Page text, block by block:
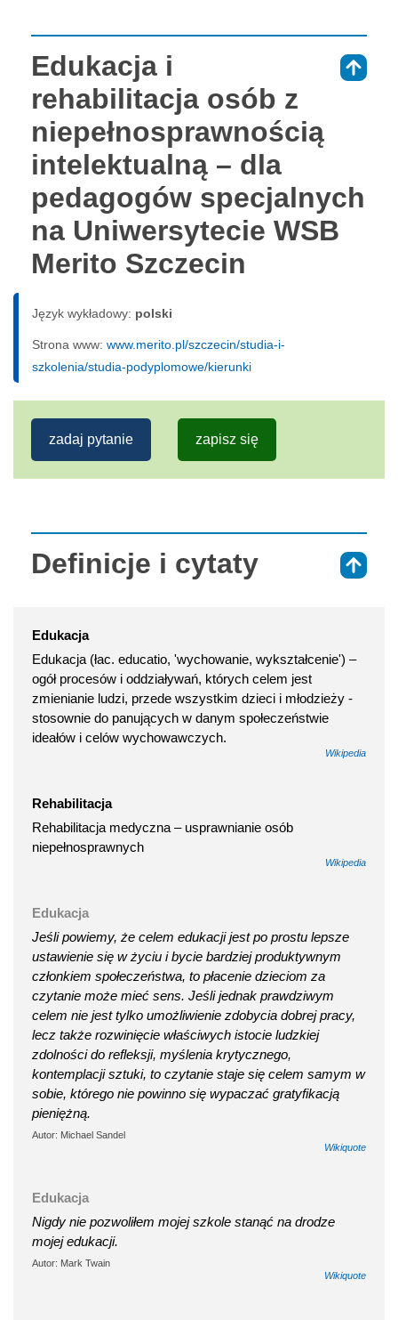
Edukacja i
rehabilitacja osób z
niepełnosprawnością
intelektualną – dla
pedagogów specjalnych
na Uniwersytecie WSB
Merito Szczecin
Język wykładowy: polski
Strona www: www.merito.pl/szczecin/studia-i-
szkolenia/studia-podyplomowe/kierunki
zadaj pytanie zapisz się
Definicje i cytaty
Edukacja
Edukacja (łac. educatio, 'wychowanie, wykształcenie') –
ogół procesów i oddziaływań, których celem jest
zmienianie ludzi, przede wszystkim dzieci i młodzieży -
stosownie do panujących w danym społeczeństwie
ideałów i celów wychowawczych.
Wikipedia
Rehabilitacja
Rehabilitacja medyczna – usprawnianie osób
niepełnosprawnych
Wikipedia
Edukacja
Jeśli powiemy, że celem edukacji jest po prostu lepsze
ustawienie się w życiu i bycie bardziej produktywnym
członkiem społeczeństwa, to płacenie dzieciom za
czytanie może mieć sens. Jeśli jednak prawdziwym
celem nie jest tylko umożliwienie zdobycia dobrej pracy,
lecz także rozwinięcie właściwych istocie ludzkiej
zdolności do refleksji, myślenia krytycznego,
kontemplacji sztuki, to czytanie staje się celem samym w
sobie, którego nie powinno się wypaczać gratyfikacją
pieniężną.
Autor: Michael Sandel
Wikiquote
Edukacja
Nigdy nie pozwoliłem mojej szkole stanąć na drodze
mojej edukacji.
Autor: Mark Twain
Wikiquote